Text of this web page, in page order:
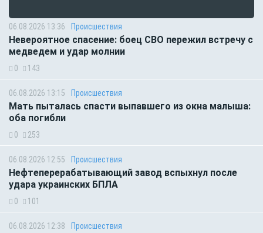
06.08.2026 13:36 Происшествия
Невероятное спасение: боец СВО пережил встречу с
медведем и удар молнии
0 143
06.08.2026 13:15 Происшествия
Мать пыталась спасти выпавшего из окна малыша:
оба погибли
0 253
06.08.2026 12:55 Происшествия
Нефтеперерабатывающий завод вспыхнул после
удара украинских БПЛА
0 101
06.08.2026 12:38 Происшествия